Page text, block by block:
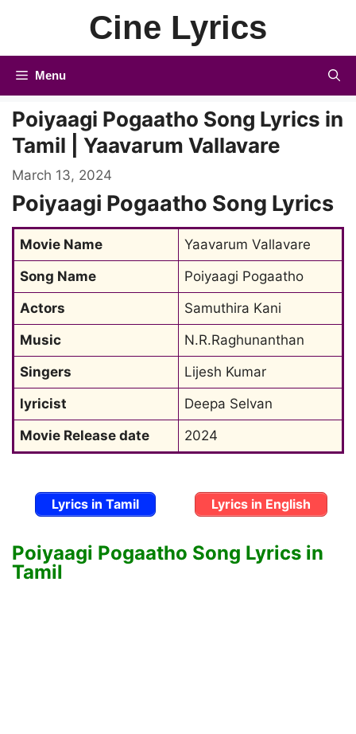
Cine Lyrics
Menu
Poiyaagi Pogaatho Song Lyrics in
Tamil | Yaavarum Vallavare
March 13, 2024
Poiyaagi Pogaatho Song Lyrics
Movie Name
Yaavarum Vallavare
Song Name
Poiyaagi Pogaatho
Actors
Samuthira Kani
Music
N.R.Raghunanthan
Singers
Lijesh Kumar
lyricist
Deepa Selvan
Movie Release date
2024
Lyrics in Tamil Lyrics in English
Poiyaagi Pogaatho Song Lyrics in
Tamil